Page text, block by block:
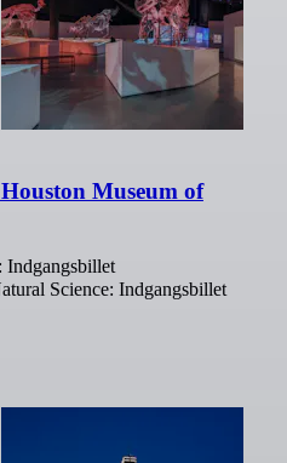
Museum of
Indgangsbillet
Science: Indgangsbillet